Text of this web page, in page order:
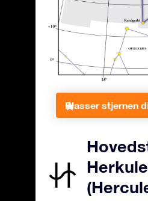
Plasser stjernen